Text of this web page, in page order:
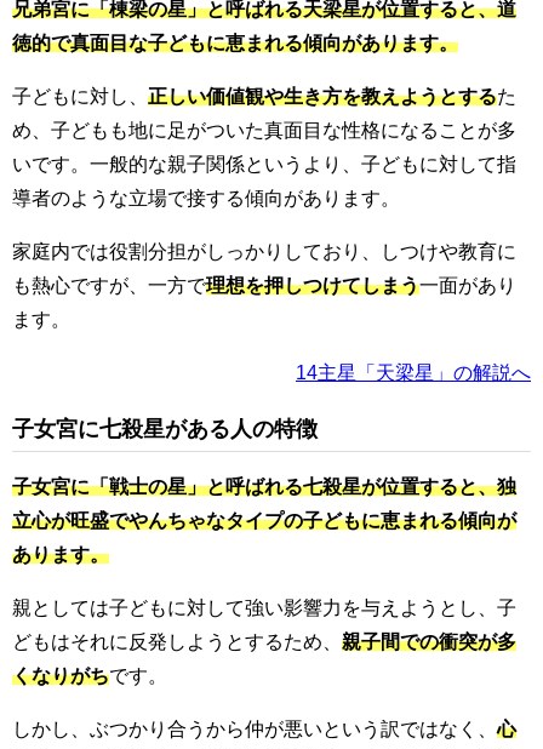
兄弟宮に「棟梁の星」と呼ばれる天梁星が位置すると、道
徳的で真面目な子どもに恵まれる傾向があります。
子どもに対し、 正しい価値観や生き方を教えようとするた
め、子どもも地に足がついた真面目な性格になることが多
いです。一般的な親子関係というより、子どもに対して指
導者のような立場で接する傾向があります。
家庭内では役割分担がしっかりしており、しつけや教育に
も熱心ですが、一方で理想を押しつけてしまう一面があり
ます。
14主星「天梁星」の解説へ
子女宮に七殺星がある人の特徴
子女宮に「戦士の星」と呼ばれる七殺星が位置すると、独
立心が旺盛でやんちゃなタイプの子どもに恵まれる傾向が
あります。
親としては子どもに対して強い影響力を与えようとし、子
どもはそれに反発しようとするため、 親子間での衝突が多
くなりがちです。
しかし、ぶつかり合うから仲が悪いという訳ではなく、心